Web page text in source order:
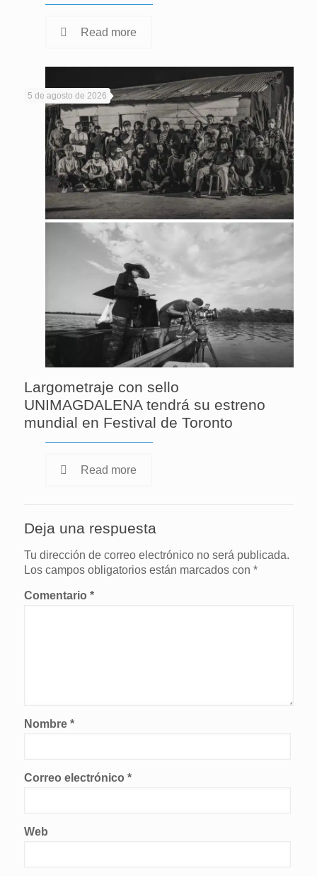
Read more
5 de agosto de 2026
Largometraje con sello
UNIMAGDALENA tendrá su estreno
mundial en Festival de Toronto
Read more
Deja una respuesta
Tu dirección de correo electrónico no será publicada.
Los campos obligatorios están marcados con *
Comentario *
Nombre *
Correo electrónico *
Web